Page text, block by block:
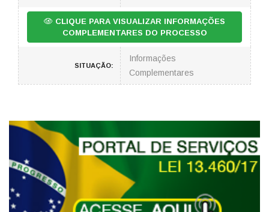
CLIQUE PARA VISUALIZAR INFORMAÇÕES
COMPLEMENTARES DO PROCESSO
SITUAÇÃO:
Informações
Complementares